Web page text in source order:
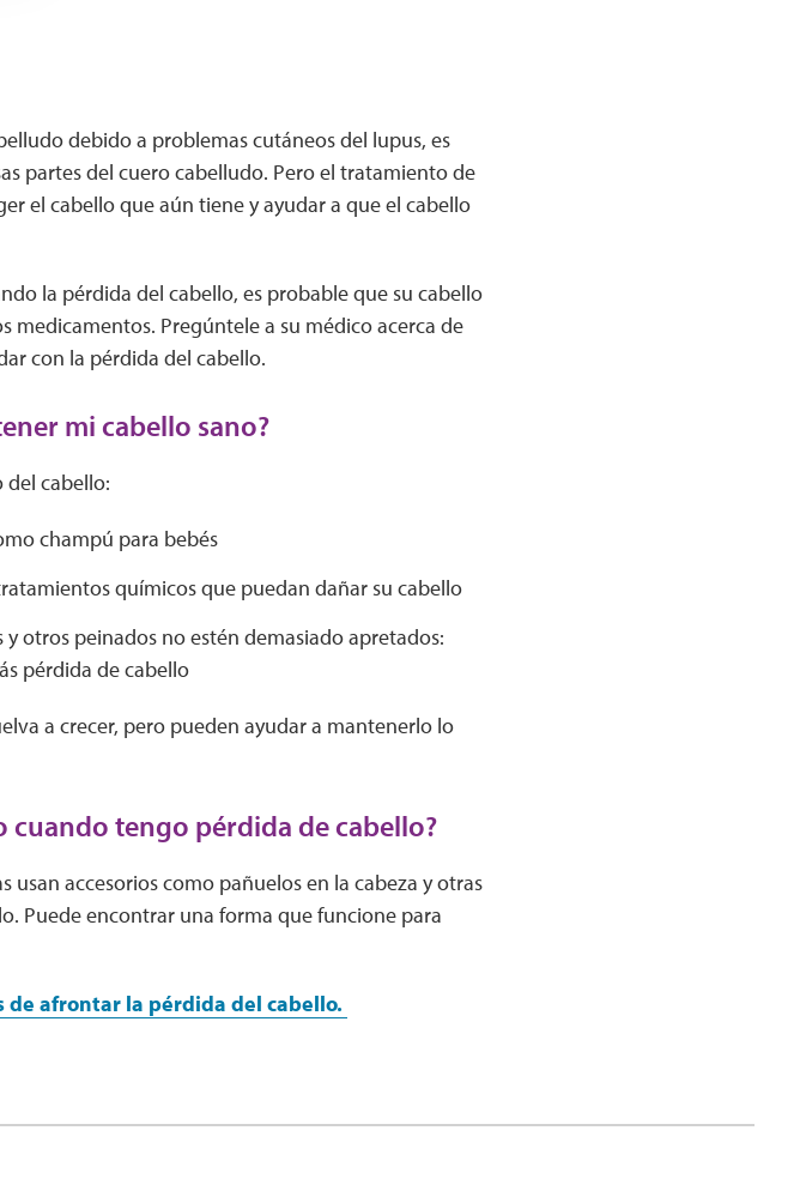
debido a problemas cutáneos del lupus, es
partes del cuero cabelludo. Pero el tratamiento de
el cabello que aún tiene y ayudar a que el cabello
la pérdida del cabello, es probable que su cabello
medicamentos. Pregúntele a su médico acerca de
con la pérdida del cabello.
mi cabello sano?
del cabello:
champú para bebés
químicos que puedan dañar su cabello
otros peinados no estén demasiado apretados:
pérdida de cabello
a crecer, pero pueden ayudar a mantenerlo lo
cuando tengo pérdida de cabello?
accesorios como pañuelos en la cabeza y otras
Puede encontrar una forma que funcione para
de afrontar la pérdida del cabello.